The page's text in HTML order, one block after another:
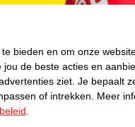
bieden en om onze
jou de beste acties en
ziet. Je bepaalt
of intrekken.
Meer